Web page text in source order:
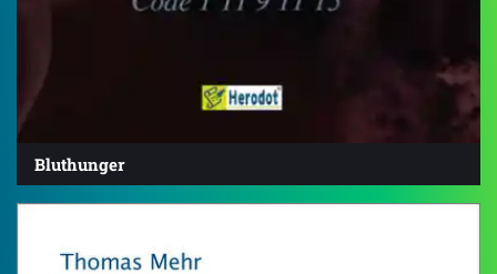
Bluthunger